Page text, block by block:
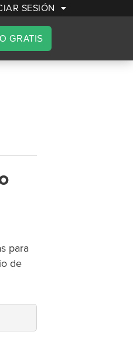
SESIÓN
GRATIS
para
de